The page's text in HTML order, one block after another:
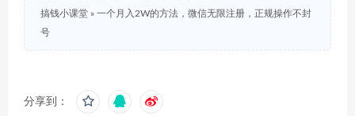
搞钱小课堂 » 一个月入2W的方法，微信无限注册，正规操作不封
号
分享到：